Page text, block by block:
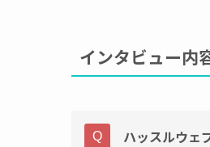
インタビュー内
ハッスルウェ